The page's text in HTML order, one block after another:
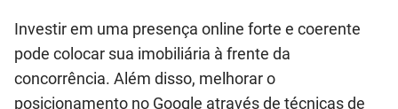
Investir em uma presença online forte e coerente
pode colocar sua imobiliária à frente da
concorrência. Além disso, melhorar o
posicionamento no Google através de técnicas de